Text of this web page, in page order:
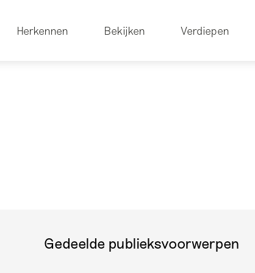
Herkennen Bekijken Verdiepen
Gedeelde publieksvoorwerpen